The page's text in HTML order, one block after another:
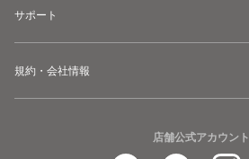
サポート
規約・会社情報
店舗公式アカウント